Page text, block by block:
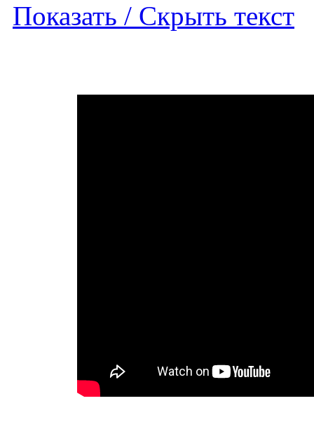
Показать / Скрыть текст